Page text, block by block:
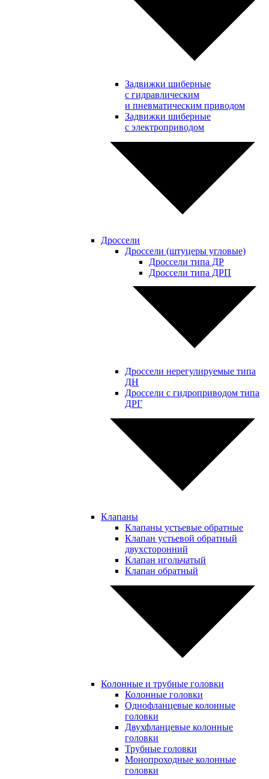
Задвижки шиберные
с гидравлическим
и пневматическим приводом
Задвижки шиберные
с электроприводом
Дроссели
Дроссели (штуцеры угловые)
Дроссели типа ДР
Дроссели типа ДРП
Дроссели нерегулируемые типа
ДН
Дроссели с гидроприводом типа
ДРГ
Клапаны
Клапаны устьевые обратные
Клапан устьевой обратный
двухсторонний
Клапан игольчатый
Клапан обратный
Колонные и трубные головки
Колонные головки
Однофланцевые колонные
головки
Двухфланцевые колонные
головки
Трубные головки
Монопроходные колонные
головки